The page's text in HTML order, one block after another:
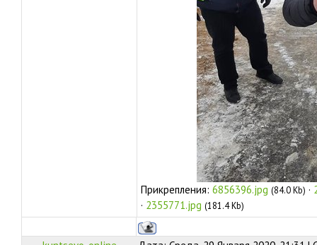
Прикрепления: 6856396.jpg (84.0 Kb) ·
· 2355771.jpg (181.4 Kb)